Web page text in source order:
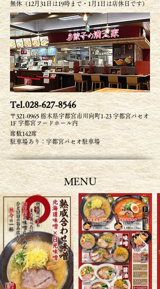
無休（12月31日は19時まで・1月1日は店休日です）
Tel.028-627-8546
〒321-0965 栃木県宇都宮市川向町1-23 宇都宮パセオ
1F 宇都宮フードホール内
席数142席
駐車場あり：宇都宮パセオ駐車場
​MENU